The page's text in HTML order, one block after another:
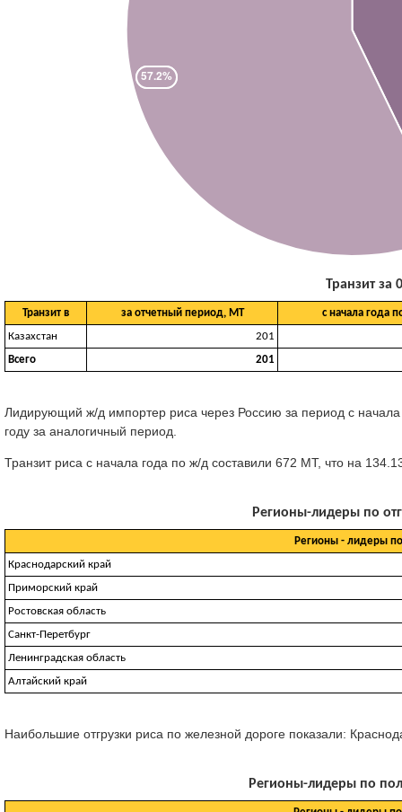
Транзит за
Транзит в за отчетный период, МТ
с начала года
Казахстан
201
Всего
201
Лидирующий ж/д импортер риса через Россию за период с
году за аналогичный период.
Транзит риса с начала года по ж/д составили 672 МТ, что на
Регионы-лидеры по
Регионы - лидеры по
Краснодарский край
Приморский край
Ростовская область
Санкт-Перетбург
Ленинградская область
Алтайский край
Наибольшие отгрузки риса по железной дороге показали:
Регионы-лидеры по